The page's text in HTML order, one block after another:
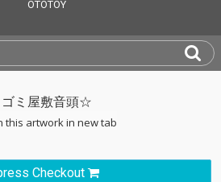
this artwork in new tab
Checkout